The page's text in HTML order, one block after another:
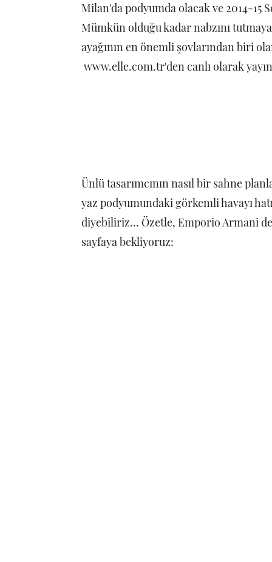
Milan'da podyumda olacak ve 2014-15
Mümkün olduğu kadar nabzını
ayağının en önemli şovlarından biri
www.elle.com.tr'den canlı olarak
Ünlü tasarımcının nasıl bir sahne
yaz podyumundaki görkemli havayı
diyebiliriz... Özetle, Emporio Armani
sayfaya bekliyoruz: